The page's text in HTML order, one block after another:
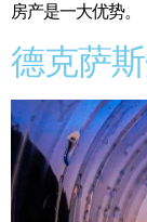
房产是一大优势。
德克萨